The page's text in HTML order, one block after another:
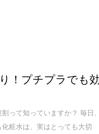
！プチプラでも
って知っていますか？ 毎日、
粧水は、実はとっても大切